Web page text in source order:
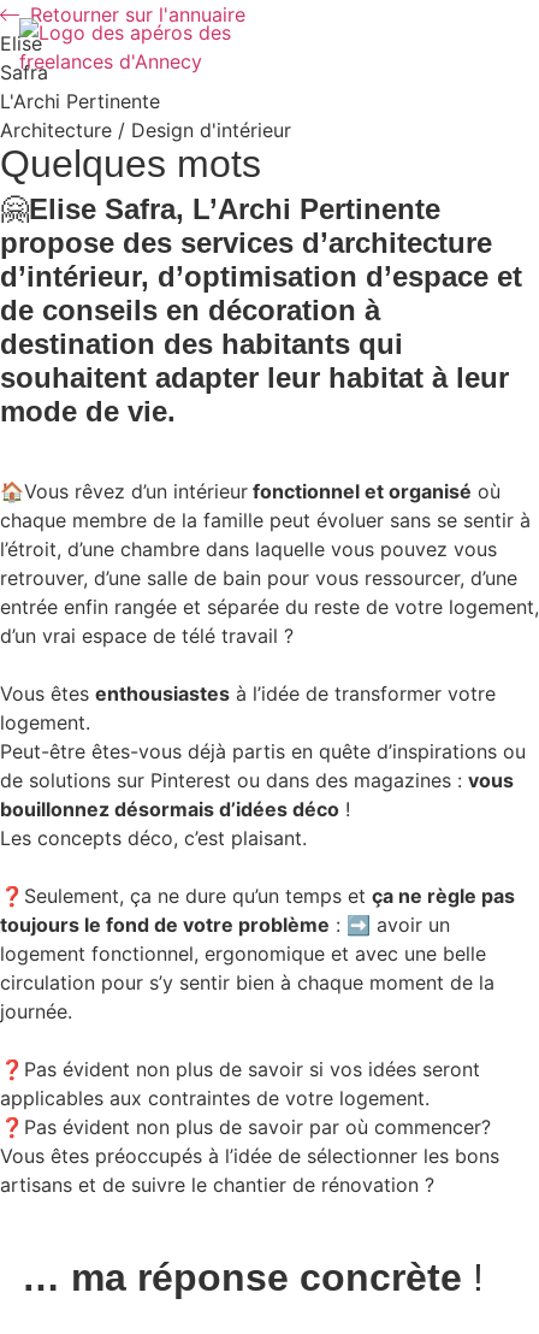
Retourner sur l'annuaire
Elise
Safra
L'Archi Pertinente
Architecture / Design d'intérieur
Quelques mots
🤗Elise Safra, L’Archi Pertinente
propose des services d’architecture
d’intérieur, d’optimisation d’espace et
de conseils en décoration à
destination des habitants qui
souhaitent adapter leur habitat à leur
mode de vie.
🏠Vous rêvez d’un intérieur fonctionnel et organisé où
chaque membre de la famille peut évoluer sans se sentir à
l’étroit, d’une chambre dans laquelle vous pouvez vous
retrouver, d’une salle de bain pour vous ressourcer, d’une
entrée enfin rangée et séparée du reste de votre logement,
d’un vrai espace de télé travail ?
Vous êtes enthousiastes à l’idée de transformer votre
logement.
Peut-être êtes-vous déjà partis en quête d’inspirations ou
de solutions sur Pinterest ou dans des magazines : vous
bouillonnez désormais d’idées déco !
Les concepts déco, c’est plaisant.
❓Seulement, ça ne dure qu’un temps et ça ne règle pas
toujours le fond de votre problème : ➡ avoir un
logement fonctionnel, ergonomique et avec une belle
circulation pour s’y sentir bien à chaque moment de la
journée.
❓Pas évident non plus de savoir si vos idées seront
applicables aux contraintes de votre logement.
❓Pas évident non plus de savoir par où commencer?
Vous êtes préoccupés à l’idée de sélectionner les bons
artisans et de suivre le chantier de rénovation ?
… ma réponse concrète !